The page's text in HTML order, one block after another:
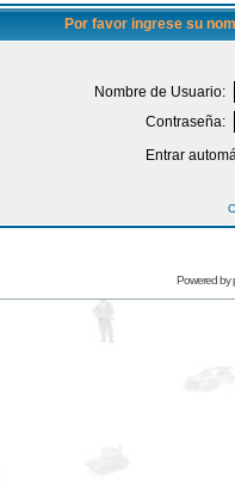
Por favor ingrese su
Nombre de Usuario:
Contraseña:
Entrar
Powered by